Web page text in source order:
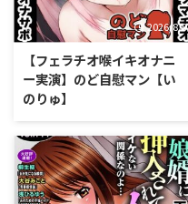
2026/8/9
【フェラチオ喉イキオナニ
ー実演】のど自慰マン【い
のりゅ】